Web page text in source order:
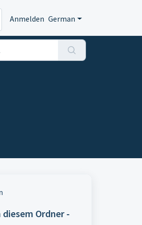
Anmelden German
Ordner -